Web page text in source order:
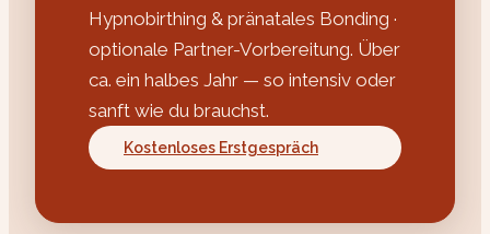
Hypnobirthing & pränatales Bonding ·
optionale Partner-Vorbereitung. Über
ca. ein halbes Jahr — so intensiv oder
sanft wie du brauchst.
Kostenloses Erstgespräch